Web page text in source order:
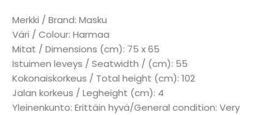
Merkki / Brand: Masku
Väri / Colour: Harmaa
Mitat / Dimensions (cm): 75 x 65
Istuimen leveys / Seatwidth / (cm): 55
Kokonaiskorkeus / Total height (cm): 102
Jalan korkeus / Legheight (cm): 4
Yleinenkunto: Erittäin hyvä/General condition: Very